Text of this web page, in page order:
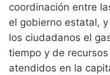
coordinación entre
el gobierno estatal,
los ciudadanos el
tiempo y de
atendidos en la